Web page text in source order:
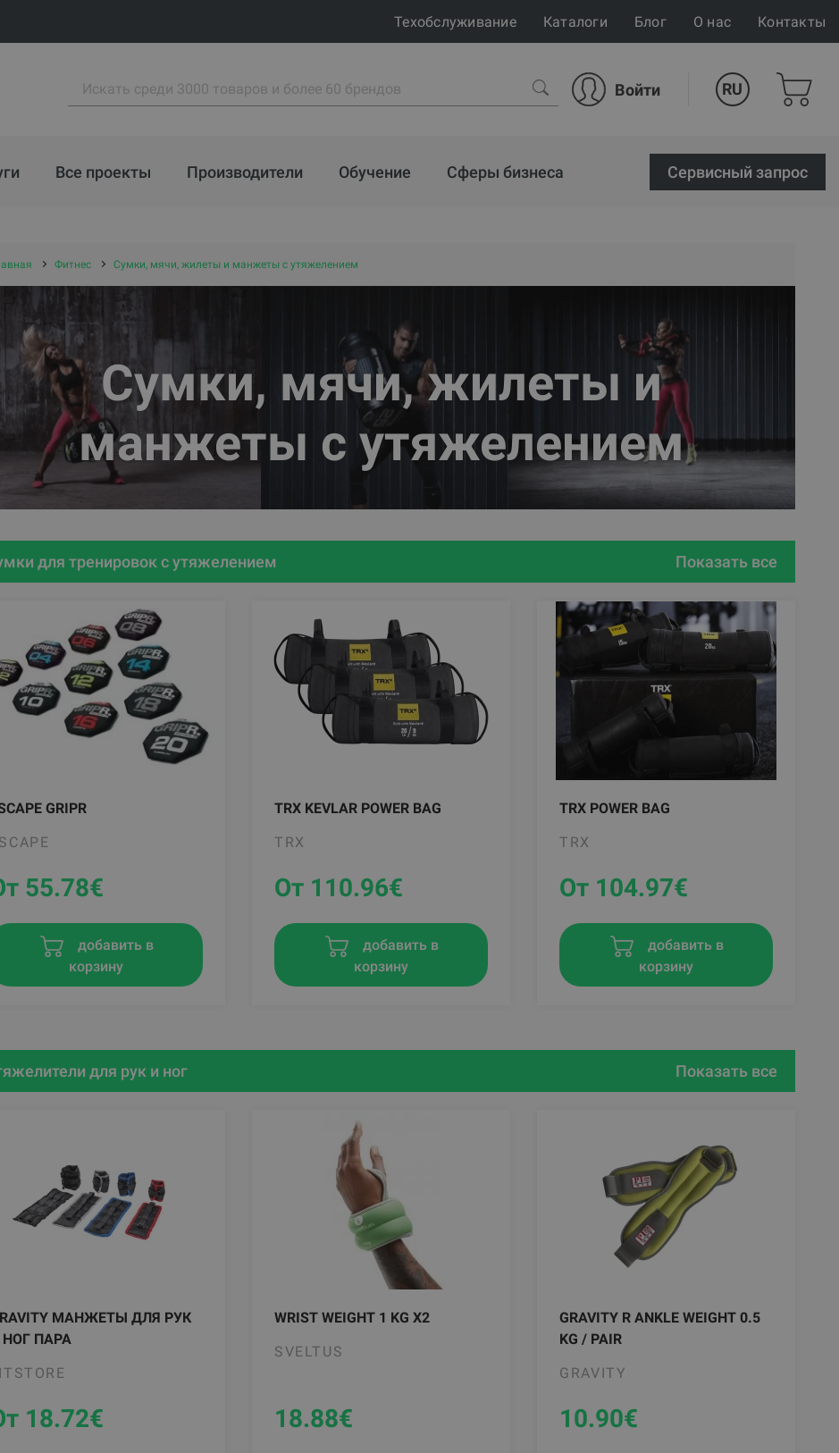
Техобслуживание Каталоги Блог О нас Контакты
Войти RU
Все проекты Производители Обучение Сферы бизнеса Cервисный запрос
Фитнес Сумки, мячи, жилеты и манжеты с утяжелением
Сумки, мячи, жилеты и
манжеты с утяжелением
для тренировок с утяжелением Показать все
GRIPR
55.78€
добавить в
корзину
TRX KEVLAR POWER BAG
TRX
От 110.96€
добавить в
корзину
TRX POWER BAG
TRX
От 104.97€
добавить в
корзину
для рук и ног Показать все
МАНЖЕТЫ ДЛЯ РУК
НОГ ПАРА
18.72€
WRIST WEIGHT 1 KG X2
SVELTUS
18.88€
GRAVITY R ANKLE WEIGHT 0.5
KG / PAIR
GRAVITY
10.90€